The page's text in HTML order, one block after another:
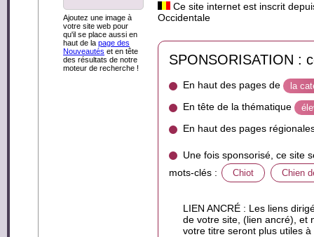
Ajoutez une image à
votre site web pour
qu'il se place aussi en
haut de la page des
Nouveautés et en tête
des résultats de notre
moteur de recherche !
Ce site internet est inscrit
Occidentale
SPONSORISATION :
En haut des pages de la
En tête de la thématique
En haut des pages
Une fois sponsorisé, ce site
mots-clés :
Chiot Chien
LIEN ANCRÉ : Les liens
de votre site, (lien ancré), et
votre titre seront plus utiles